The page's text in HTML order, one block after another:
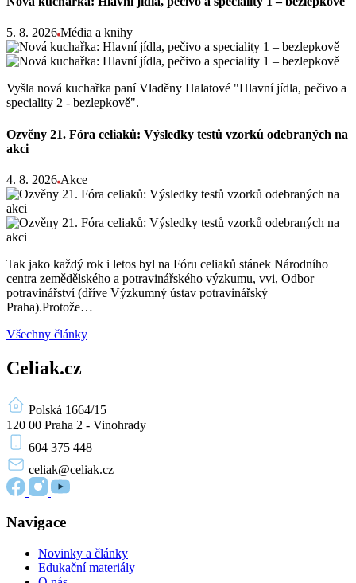
5. 8. 2026 Média a knihy
Vyšla nová kuchařka paní Vladěny Halatové "Hlavní jídla, pečivo a
speciality 2 - bezlepkově".
Ozvěny 21. Fóra celiaků: Výsledky testů vzorků odebraných na
akci
4. 8. 2026 Akce
Tak jako každý rok i letos byl na Fóru celiaků stánek Národního
centra zemědělského a potravinářského výzkumu, vvi, Odbor
potravinářství (dříve Výzkumný ústav potravinářský
Praha).Protože…
Všechny články
Celiak.cz
Polská 1664/15
120 00 Praha 2 - Vinohrady
604 375 448
celiak@celiak.cz
Navigace
Novinky a články
Edukační materiály